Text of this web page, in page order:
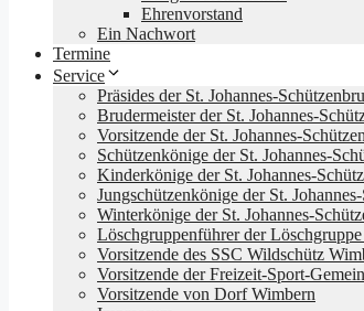
Ehrenvorstand
Ein Nachwort
Termine
Service
Präsides der St. Johannes-
Brudermeister der St. Johannes-
Vorsitzende der St. Johannes-
Schützenkönige der St. Johannes-
Kinderkönige der St. Johannes-
Jungschützenkönige der St.
Winterkönige der St. Johannes-
Löschgruppenführer der
Vorsitzende des SSC Wildschütz
Vorsitzende der Freizeit-Sport-
Vorsitzende von Dorf Wimbern